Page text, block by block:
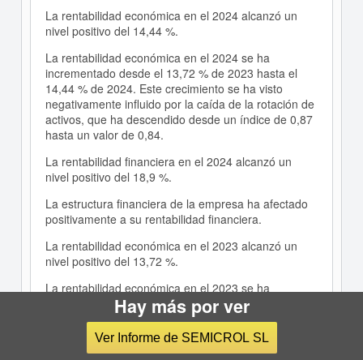
La rentabilidad económica en el 2024 alcanzó un
nivel positivo del 14,44 %.
La rentabilidad económica en el 2024 se ha
incrementado desde el 13,72 % de 2023 hasta el
14,44 % de 2024. Este crecimiento se ha visto
negativamente influido por la caída de la rotación de
activos, que ha descendido desde un índice de 0,87
hasta un valor de 0,84.
La rentabilidad financiera en el 2024 alcanzó un
nivel positivo del 18,9 %.
La estructura financiera de la empresa ha afectado
positivamente a su rentabilidad financiera.
La rentabilidad económica en el 2023 alcanzó un
nivel positivo del 13,72 %.
La rentabilidad económica en el 2023 se ha
incrementado desde el 11,69 % de 2022 hasta el
13,72 % de 2023. A este crecimiento ha contribuido
el aumento de la rotación de activos, alcanzando en
el último periodo el 0,87 frente al 0,8 del 2022.
Hay más por ver
Ver Informe de SEMICROL SL